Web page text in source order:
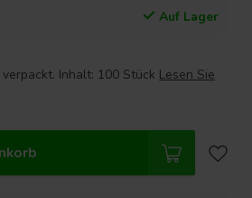
Auf Lager
Inhalt: 100 Stück Lesen Sie